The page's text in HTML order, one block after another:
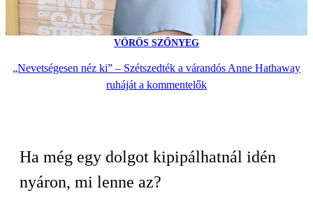
VÖRÖS SZŐNYEG
„Nevetségesen néz ki” – Szétszedték a várandós Anne Hathaway
ruháját a kommentelők
Ha még egy dolgot kipipálhatnál idén
nyáron, mi lenne az?